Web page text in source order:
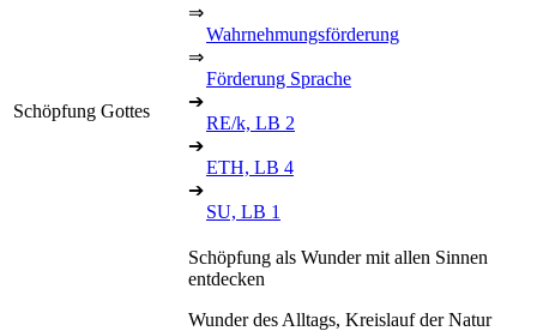
Schöpfung Gottes
⇒
Wahrnehmungsförderung
⇒
Förderung Sprache
➔
RE/k, LB 2
➔
ETH, LB 4
➔
SU, LB 1
Schöpfung als Wunder mit allen Sinnen
entdecken
Wunder des Alltags, Kreislauf der Natur